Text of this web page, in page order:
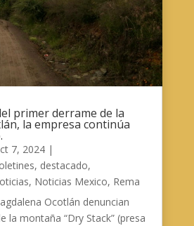
primer derrame de la
la empresa continúa
7, 2024|
, destacado,
, Noticias Mexico, Rema
Ocotlán denuncian
la montaña “Dry Stack” (presa